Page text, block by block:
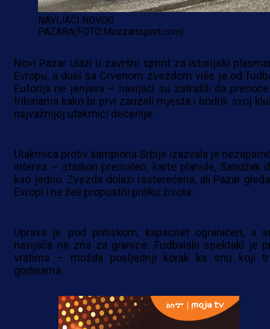
NAVIJAČI NOVOG
PAZARA(FOTO:Mozzartsport.com)
Novi Pazar ulazi u završni sprint za istorijski
Evropu, a duel sa Crvenom zvezdom više je od
Euforija ne jenjava – navijači su zatražili da
tribinama kako bi prvi zauzeli mjesta i bodrili svoj
najvažnijoj utakmici decenije.
Utakmica protiv šampiona Srbije izazvala je
interes – stadion premalen, karte planule, Sandžak
kao jedno. Zvezda dolazi rasterećena, ali Pazar
Evropi i ne želi propustiti priliku života.
Uprava je pod pritiskom, kapacitet ograničen, a
navijača ne zna za granice. Fudbalski spektakl je
vratima – možda posljednji korak ka snu koji
godinama.